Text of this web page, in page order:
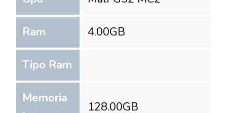
Ram 4.00GB
Tipo Ram
Memoria
128.00GB